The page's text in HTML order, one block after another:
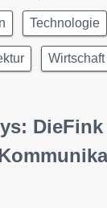
Technologie
Wirtschaft
DieFink